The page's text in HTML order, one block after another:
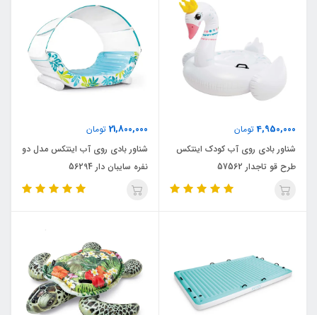
4,950,000تومان
شناور بادی روی آب کودک اینتکس
طرح قو تاجدار 57562
21,800,000 تومان
شناور بادی روی آب اینتکس مدل دو
نفره سایبان دار 56294